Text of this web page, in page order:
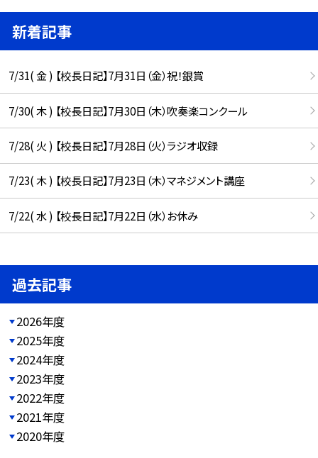
新着記事
7/31( 金 ) 【校長日記】7月31日（金）祝！銀賞
7/30( 木 ) 【校長日記】7月30日（木）吹奏楽コンクール
7/28( 火 ) 【校長日記】7月28日（火）ラジオ収録
7/23( 木 ) 【校長日記】7月23日（木）マネジメント講座
7/22( 水 ) 【校長日記】7月22日（水）お休み
過去記事
2026年度
2025年度
2024年度
2023年度
2022年度
2021年度
2020年度